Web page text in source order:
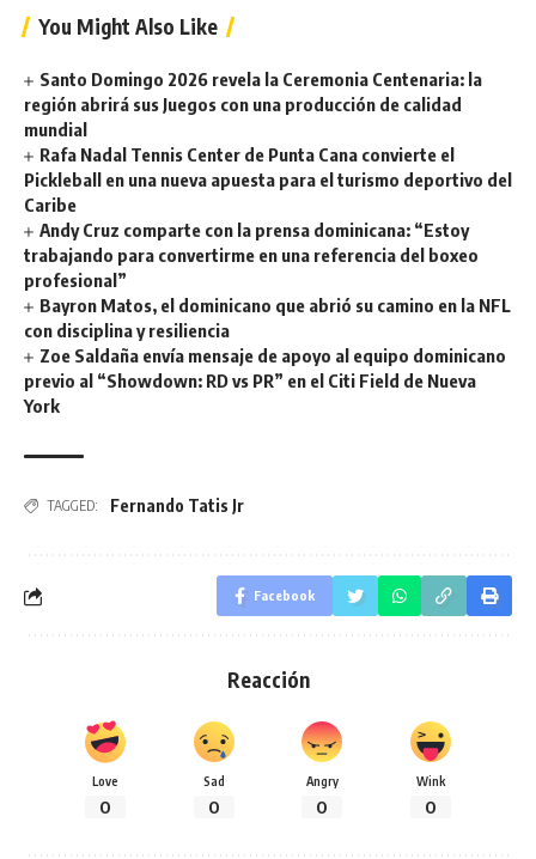
You Might Also Like
Santo Domingo 2026 revela la Ceremonia Centenaria: la
región abrirá sus Juegos con una producción de calidad
mundial
Rafa Nadal Tennis Center de Punta Cana convierte el
Pickleball en una nueva apuesta para el turismo deportivo del
Caribe
Andy Cruz comparte con la prensa dominicana: “Estoy
trabajando para convertirme en una referencia del boxeo
profesional”
Bayron Matos, el dominicano que abrió su camino en la NFL
con disciplina y resiliencia
Zoe Saldaña envía mensaje de apoyo al equipo dominicano
previo al “Showdown: RD vs PR” en el Citi Field de Nueva
York
TAGGED: Fernando Tatis Jr
Facebook
Reacción
Love
0
Sad
0
Angry
0
Wink
0